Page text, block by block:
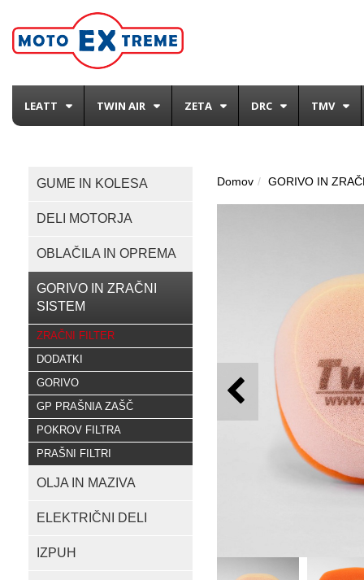
LEATT TWIN AIR ZETA DRC TMV
GUME IN KOLESA
DELI MOTORJA
OBLAČILA IN OPREMA
GORIVO IN ZRAČNI
SISTEM
ZRAČNI FILTER
DODATKI
GORIVO
GP PRAŠNIA ZAŠČ
POKROV FILTRA
PRAŠNI FILTRI
OLJA IN MAZIVA
ELEKTRIČNI DELI
IZPUH
Domov GORIVO IN